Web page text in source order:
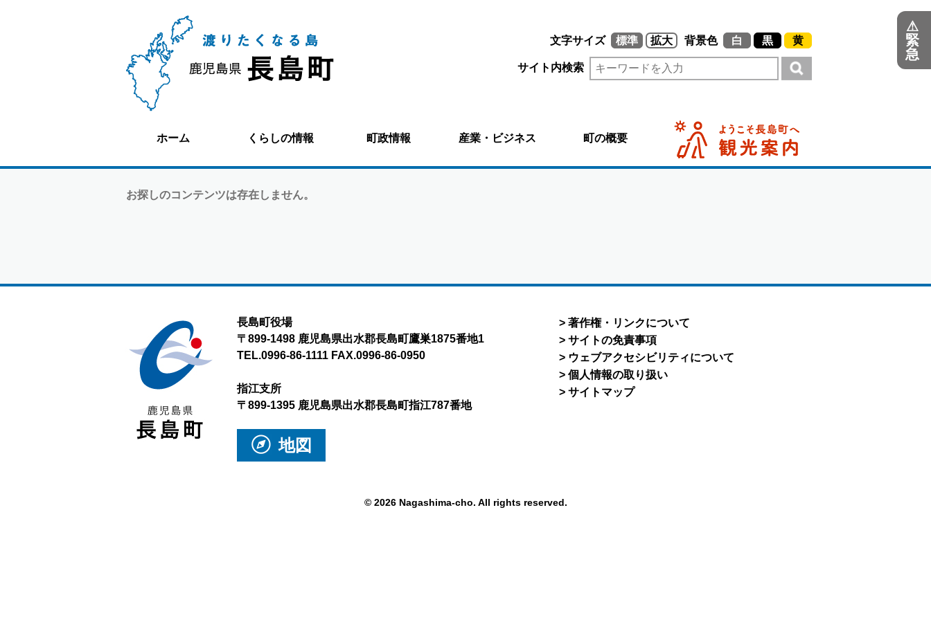
背景色 白 黒 黄
文字サイズ 標準 拡大
サイト内検索
⚠
緊
急
ホーム くらしの情報 町政情報 産業・ビジネス 町の概要
お探しのコンテンツは存在しません。
著作権・リンクについて
サイトの免責事項
ウェブアクセシビリティについて
個人情報の取り扱い
サイトマップ
長島町役場
〒899-1498 鹿児島県出水郡長島町鷹巣1875番地1
TEL.0996-86-1111 FAX.0996-86-0950
指江支所
〒899-1395 鹿児島県出水郡長島町指江787番地
地図
© 2026 Nagashima-cho. All rights reserved.